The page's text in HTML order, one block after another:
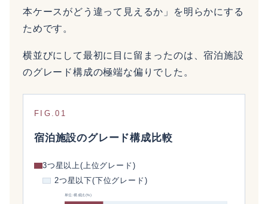
本ケースがどう違って見えるか」を明らかにする
ためです。
横並びにして最初に目に留まったのは、宿泊施設
のグレード構成の極端な偏りでした。
FIG.01
宿泊施設のグレード構成比較
3つ星以上(上位グレード)
2つ星以下(下位グレード)
単位:構成比(%)